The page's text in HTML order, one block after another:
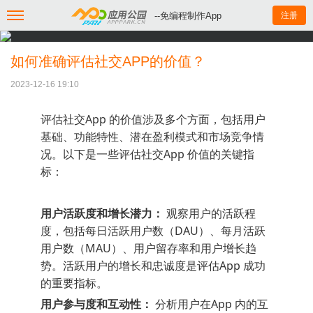
--免编程制作App 注册
如何准确评估社交APP的价值？
2023-12-16 19:10
评估社交App 的价值涉及多个方面，包括用户
基础、功能特性、潜在盈利模式和市场竞争情
况。以下是一些评估社交App 价值的关键指
标：
用户活跃度和增长潜力： 观察用户的活跃程
度，包括每日活跃用户数（DAU）、每月活跃
用户数（MAU）、用户留存率和用户增长趋
势。活跃用户的增长和忠诚度是评估App 成功
的重要指标。
用户参与度和互动性： 分析用户在App 内的互